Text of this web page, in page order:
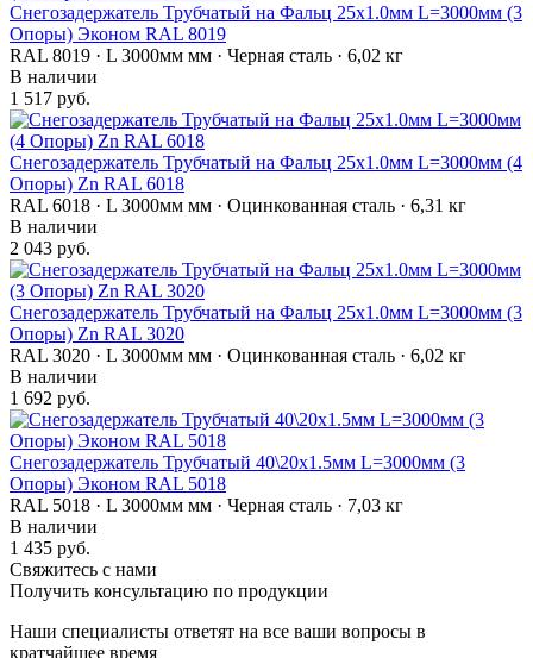
Снегозадержатель Трубчатый на Фальц 25х1.0мм L=3000мм (3
Опоры) Эконом RAL 8019
RAL 8019 · L 3000мм мм · Черная сталь · 6,02 кг
В наличии
1 517 руб.
Снегозадержатель Трубчатый на Фальц 25х1.0мм L=3000мм (4
Опоры) Zn RAL 6018
RAL 6018 · L 3000мм мм · Оцинкованная сталь · 6,31 кг
В наличии
2 043 руб.
Снегозадержатель Трубчатый на Фальц 25х1.0мм L=3000мм (3
Опоры) Zn RAL 3020
RAL 3020 · L 3000мм мм · Оцинкованная сталь · 6,02 кг
В наличии
1 692 руб.
Снегозадержатель Трубчатый 40\20х1.5мм L=3000мм (3
Опоры) Эконом RAL 5018
RAL 5018 · L 3000мм мм · Черная сталь · 7,03 кг
В наличии
1 435 руб.
Свяжитесь с нами
Получить консультацию по продукции
Наши специалисты ответят на все ваши вопросы в
кратчайшее время